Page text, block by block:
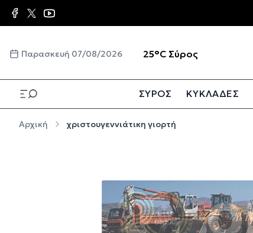
Παράκαμψη προς το κυρίως περιεχόμενο
Παρασκευή 07/08/2026 25°C Σύρος
ΣΥΡΟΣ ΚΥΚΛΑΔΕΣ
Αρχική χριστουγεννιάτικη γιορτή